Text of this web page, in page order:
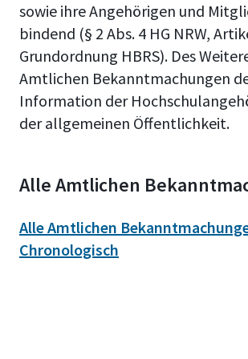
sowie ihre Angehörigen und
bindend (§ 2 Abs. 4 HG NRW,
Grundordnung HBRS). Des
Amtlichen Bekanntmachungen
Information der
der allgemeinen Öffentlichkeit.
Alle Amtlichen
Alle Amtlichen
Chronologisch